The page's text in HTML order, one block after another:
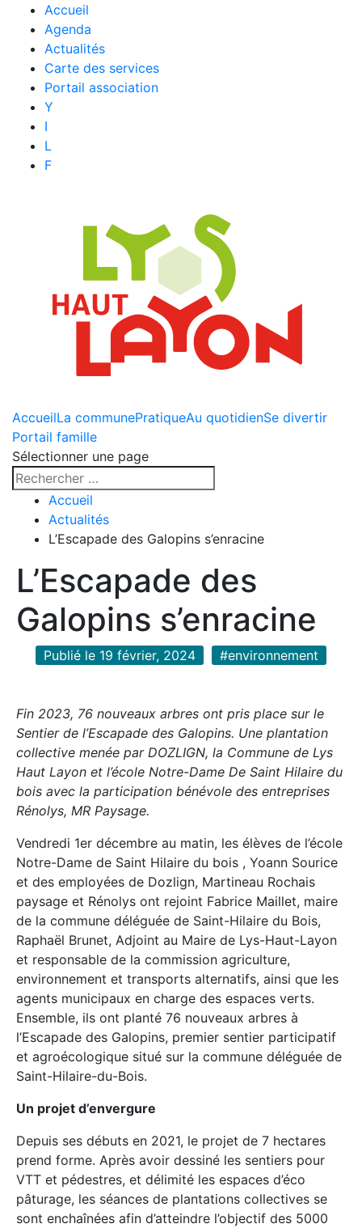
Accueil
Agenda
Actualités
Carte des services
Portail association
Y
I
L
F
AccueilLa communePratiqueAu quotidienSe divertir
Portail famille
Sélectionner une page
Accueil
Actualités
L’Escapade des Galopins s’enracine
L’Escapade des
Galopins s’enracine
Publié le 19 février, 2024 #environnement
Fin 2023, 76 nouveaux arbres ont pris place sur le
Sentier de l’Escapade des Galopins. Une plantation
collective menée par DOZLIGN, la Commune de Lys
Haut Layon et l’école Notre-Dame De Saint Hilaire du
bois avec la participation bénévole des entreprises
Rénolys, MR Paysage.
Vendredi 1er décembre au matin, les élèves de l’école
Notre-Dame de Saint Hilaire du bois , Yoann Sourice
et des employées de Dozlign, Martineau Rochais
paysage et Rénolys ont rejoint Fabrice Maillet, maire
de la commune déléguée de Saint-Hilaire du Bois,
Raphaël Brunet, Adjoint au Maire de Lys-Haut-Layon
et responsable de la commission agriculture,
environnement et transports alternatifs, ainsi que les
agents municipaux en charge des espaces verts.
Ensemble, ils ont planté 76 nouveaux arbres à
l’Escapade des Galopins, premier sentier participatif
et agroécologique situé sur la commune déléguée de
Saint-Hilaire-du-Bois.
Un projet d’envergure
Depuis ses débuts en 2021, le projet de 7 hectares
prend forme. Après avoir dessiné les sentiers pour
VTT et pédestres, et délimité les espaces d’éco
pâturage, les séances de plantations collectives se
sont enchaînées afin d’atteindre l’objectif des 5000